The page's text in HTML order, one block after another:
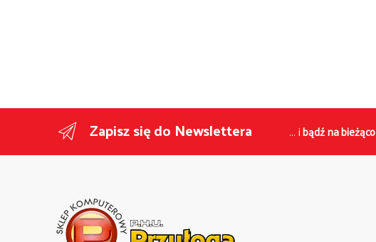
Zapisz się do Newslettera ... ibądź na bieżąco